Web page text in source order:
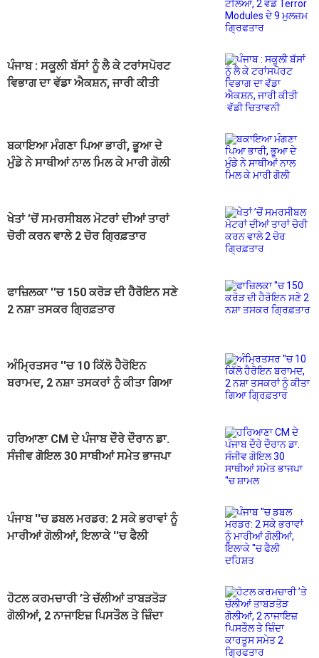
ਪੰਜਾਬ : ਸਕੂਲੀ ਬੱਸਾਂ ਨੂੰ ਲੈ ਕੇ ਟਰਾਂਸਪੋਰਟ
ਵਿਭਾਗ ਦਾ ਵੱਡਾ ਐਕਸ਼ਨ, ਜਾਰੀ ਕੀਤੀ
ਬਕਾਇਆ ਮੰਗਣਾ ਪਿਆ ਭਾਰੀ, ਭੂਆ ਦੇ
ਮੁੰਡੇ ਨੇ ਸਾਥੀਆਂ ਨਾਲ ਮਿਲ ਕੇ ਮਾਰੀ ਗੋਲੀ
ਖੇਤਾਂ ’ਚੋਂ ਸਮਰਸੀਬਲ ਮੋਟਰਾਂ ਦੀਆਂ ਤਾਰਾਂ
ਚੋਰੀ ਕਰਨ ਵਾਲੇ 2 ਚੋਰ ਗ੍ਰਿਫ਼ਤਾਰ
ਫਾਜ਼ਿਲਕਾ ''ਚ 150 ਕਰੋੜ ਦੀ ਹੈਰੋਇਨ ਸਣੇ
2 ਨਸ਼ਾ ਤਸਕਰ ਗ੍ਰਿਫ਼ਤਾਰ
ਅੰਮ੍ਰਿਤਸਰ ''ਚ 10 ਕਿੱਲੋ ਹੈਰੋਇਨ
ਬਰਾਮਦ, 2 ਨਸ਼ਾ ਤਸਕਰਾਂ ਨੂੰ ਕੀਤਾ ਗਿਆ
ਹਰਿਆਣਾ CM ਦੇ ਪੰਜਾਬ ਦੌਰੇ ਦੌਰਾਨ ਡਾ.
ਸੰਜੀਵ ਗੋਇਲ 30 ਸਾਥੀਆਂ ਸਮੇਤ ਭਾਜਪਾ
ਪੰਜਾਬ ''ਚ ਡਬਲ ਮਰਡਰ: 2 ਸਕੇ ਭਰਾਵਾਂ ਨੂੰ
ਮਾਰੀਆਂ ਗੋਲੀਆਂ, ਇਲਾਕੇ ''ਚ ਫੈਲੀ
ਹੋਟਲ ਕਰਮਚਾਰੀ ’ਤੇ ਚੱਲੀਆਂ ਤਾਬੜਤੋੜ
ਗੋਲੀਆਂ, 2 ਨਾਜਾਇਜ਼ ਪਿਸਤੌਲ ਤੇ ਜ਼ਿੰਦਾ